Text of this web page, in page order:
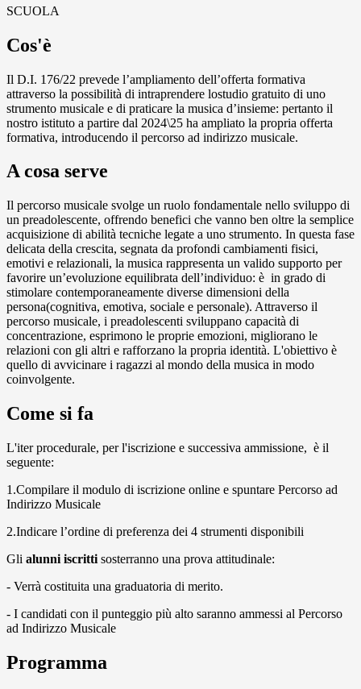
SCUOLA
Cos'è
Il D.I. 176/22 prevede l’ampliamento dell’offerta formativa
attraverso la possibilità di intraprendere lostudio gratuito di uno
strumento musicale e di praticare la musica d’insieme: pertanto il
nostro istituto a partire dal 2024\25 ha ampliato la propria offerta
formativa, introducendo il percorso ad indirizzo musicale.
A cosa serve
Il percorso musicale svolge un ruolo fondamentale nello sviluppo di
un preadolescente, offrendo benefici che vanno ben oltre la semplice
acquisizione di abilità tecniche legate a uno strumento. In questa fase
delicata della crescita, segnata da profondi cambiamenti fisici,
emotivi e relazionali, la musica rappresenta un valido supporto per
favorire un’evoluzione equilibrata dell’individuo: è in grado di
stimolare contemporaneamente diverse dimensioni della
persona(cognitiva, emotiva, sociale e personale). Attraverso il
percorso musicale, i preadolescenti sviluppano capacità di
concentrazione, esprimono le proprie emozioni, migliorano le
relazioni con gli altri e rafforzano la propria identità. L'obiettivo è
quello di avvicinare i ragazzi al mondo della musica in modo
coinvolgente.
Come si fa
L'iter procedurale, per l'iscrizione e successiva ammissione, è il
seguente:
1.Compilare il modulo di iscrizione online e spuntare Percorso ad
Indirizzo Musicale
2.Indicare l’ordine di preferenza dei 4 strumenti disponibili
Gli alunni iscritti sosterranno una prova attitudinale:
- Verrà costituita una graduatoria di merito.
- I candidati con il punteggio più alto saranno ammessi al Percorso
ad Indirizzo Musicale
Programma